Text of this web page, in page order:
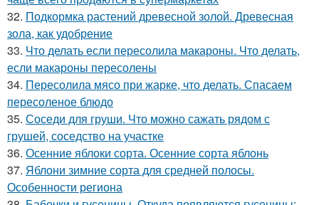
32. Подкормка растений древесной золой. Древесная
зола, как удобрение
33. Что делать если пересолила макароны. Что делать,
если макароны пересолены
34. Пересолила мясо при жарке, что делать. Спасаем
пересоленое блюдо
35. Соседи для груши. Что можно сажать рядом с
грушей, соседство на участке
36. Осенние яблоки сорта. Осенние сорта яблонь
37. Яблони зимние сорта для средней полосы.
Особенности региона